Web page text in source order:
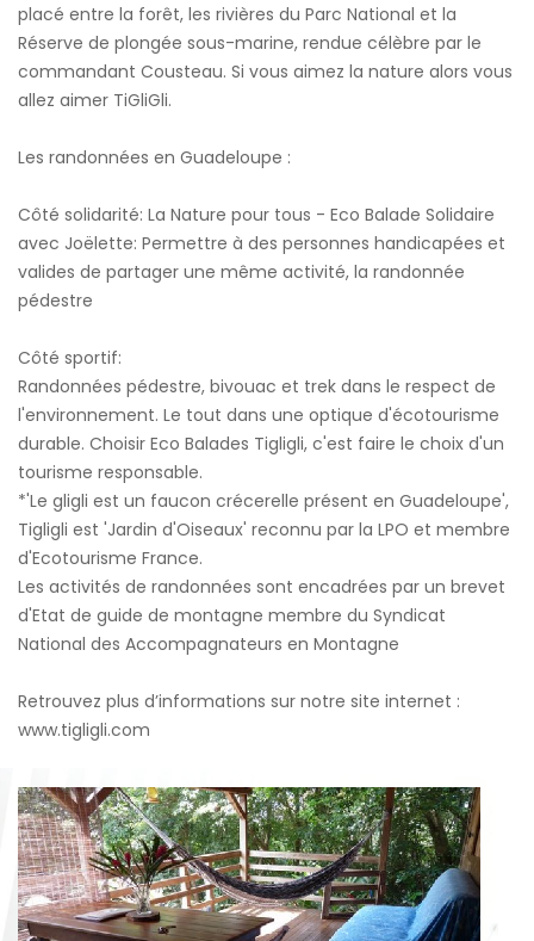
placé entre la forêt, les rivières du Parc National et la
Réserve de plongée sous-marine, rendue célèbre par le
commandant Cousteau. Si vous aimez la nature alors vous
allez aimer TiGliGli.
Les randonnées en Guadeloupe :
Côté solidarité: La Nature pour tous - Eco Balade Solidaire
avec Joëlette: Permettre à des personnes handicapées et
valides de partager une même activité, la randonnée
pédestre
Côté sportif:
Randonnées pédestre, bivouac et trek dans le respect de
l'environnement. Le tout dans une optique d'écotourisme
durable. Choisir Eco Balades Tigligli, c'est faire le choix d'un
tourisme responsable.
*'Le gligli est un faucon crécerelle présent en Guadeloupe',
Tigligli est 'Jardin d'Oiseaux' reconnu par la LPO et membre
d'Ecotourisme France.
Les activités de randonnées sont encadrées par un brevet
d'Etat de guide de montagne membre du Syndicat
National des Accompagnateurs en Montagne
Retrouvez plus d’informations sur notre site internet :
www.tigligli.com